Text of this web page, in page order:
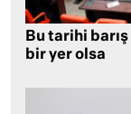
Bu tarihi barış
bir yer olsa